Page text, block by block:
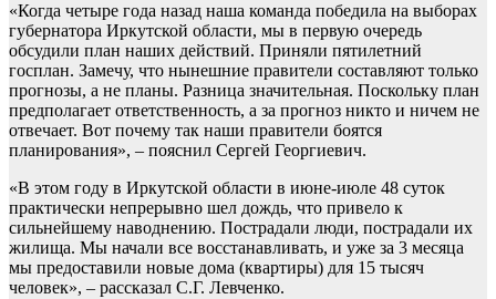
«Когда четыре года назад наша команда победила на выборах
губернатора Иркутской области, мы в первую очередь
обсудили план наших действий. Приняли пятилетний
госплан. Замечу, что нынешние правители составляют только
прогнозы, а не планы. Разница значительная. Поскольку план
предполагает ответственность, а за прогноз никто и ничем не
отвечает. Вот почему так наши правители боятся
планирования», – пояснил Сергей Георгиевич.
«В этом году в Иркутской области в июне-июле 48 суток
практически непрерывно шел дождь, что привело к
сильнейшему наводнению. Пострадали люди, пострадали их
жилища. Мы начали все восстанавливать, и уже за 3 месяца
мы предоставили новые дома (квартиры) для 15 тысяч
человек», – рассказал С.Г. Левченко.